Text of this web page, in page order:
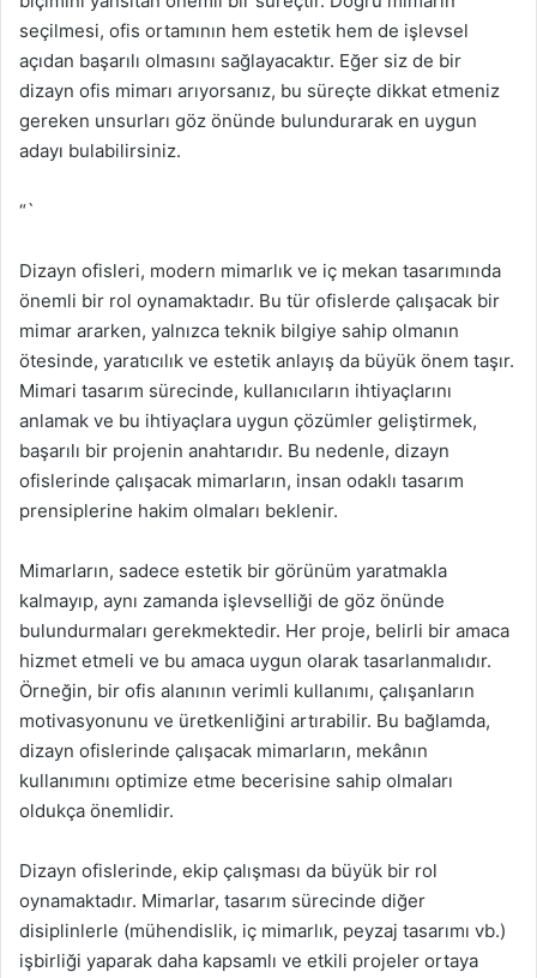
seçilmesi, ofis ortamının hem estetik hem de işlevsel
açıdan başarılı olmasını sağlayacaktır. Eğer siz de bir
dizayn ofis mimarı arıyorsanız, bu süreçte dikkat etmeniz
gereken unsurları göz önünde bulundurarak en uygun
adayı bulabilirsiniz.
“`
Dizayn ofisleri, modern mimarlık ve iç mekan tasarımında
önemli bir rol oynamaktadır. Bu tür ofislerde çalışacak bir
mimar ararken, yalnızca teknik bilgiye sahip olmanın
ötesinde, yaratıcılık ve estetik anlayış da büyük önem taşır.
Mimari tasarım sürecinde, kullanıcıların ihtiyaçlarını
anlamak ve bu ihtiyaçlara uygun çözümler geliştirmek,
başarılı bir projenin anahtarıdır. Bu nedenle, dizayn
ofislerinde çalışacak mimarların, insan odaklı tasarım
prensiplerine hakim olmaları beklenir.
Mimarların, sadece estetik bir görünüm yaratmakla
kalmayıp, aynı zamanda işlevselliği de göz önünde
bulundurmaları gerekmektedir. Her proje, belirli bir amaca
hizmet etmeli ve bu amaca uygun olarak tasarlanmalıdır.
Örneğin, bir ofis alanının verimli kullanımı, çalışanların
motivasyonunu ve üretkenliğini artırabilir. Bu bağlamda,
dizayn ofislerinde çalışacak mimarların, mekânın
kullanımını optimize etme becerisine sahip olmaları
oldukça önemlidir.
Dizayn ofislerinde, ekip çalışması da büyük bir rol
oynamaktadır. Mimarlar, tasarım sürecinde diğer
disiplinlerle (mühendislik, iç mimarlık, peyzaj tasarımı vb.)
işbirliği yaparak daha kapsamlı ve etkili projeler ortaya